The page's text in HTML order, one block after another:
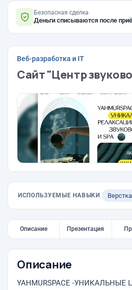
Безопасная сделка
Деньги списываются после
Веб-разработка и IT
Сайт "Центр
ИСПОЛЬЗУЕМЫЕ НАВЫКИ Верстка
Описание Презентация
Описание
YAHMURSPACE -